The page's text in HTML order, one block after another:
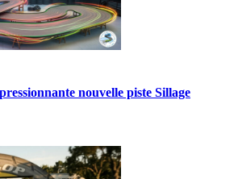
nouvelle piste Sillage